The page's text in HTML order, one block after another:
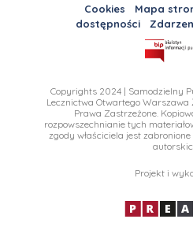
Cookies
Mapa
dostępności
Copyrights 2024 | Samodzielny
Lecznictwa Otwartego
Prawa Zastrzeżone.
rozpowszechnianie tych
zgody właściciela jest
Projekt i